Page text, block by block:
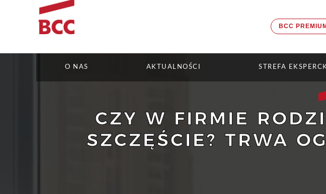
BCC PREMIUM
O NAS AKTUALNOŚCI STREFA
CZY W FIRMIE
SZCZĘŚCIE? TRWA